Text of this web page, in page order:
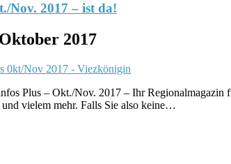
Nov. 2017 – ist da!
2017
Plus – Okt./Nov. 2017 – Ihr
vielem mehr. Falls Sie also keine…